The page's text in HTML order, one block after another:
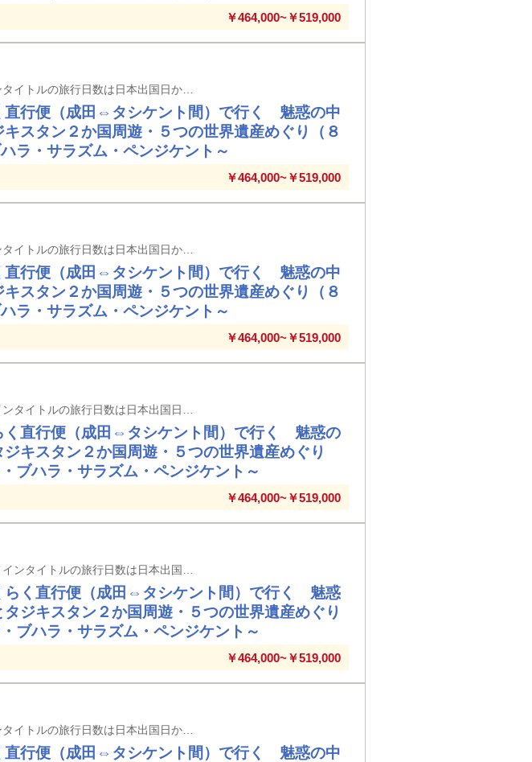
￥464,000~￥519,000
直行便（成田⇔タシケント間）で行く 魅惑の中
スタン２か国周遊・５つの世界遺産めぐり（８
ラ・サラズム・ペンジケント～
￥464,000~￥519,000
直行便（成田⇔タシケント間）で行く 魅惑の中
スタン２か国周遊・５つの世界遺産めぐり（８
ラ・サラズム・ペンジケント～
￥464,000~￥519,000
く直行便（成田⇔タシケント間）で行く 魅惑の
キスタン２か国周遊・５つの世界遺産めぐり
ブハラ・サラズム・ペンジケント～
￥464,000~￥519,000
らく直行便（成田⇔タシケント間）で行く 魅惑
ジキスタン２か国周遊・５つの世界遺産めぐり
ブハラ・サラズム・ペンジケント～
￥464,000~￥519,000
直行便（成田⇔タシケント間）で行く 魅惑の中